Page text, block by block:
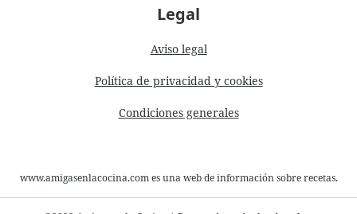
Legal
Aviso legal
Política de privacidad y cookies
Condiciones generales
www.amigasenlacocina.com es una web de información sobre recetas.